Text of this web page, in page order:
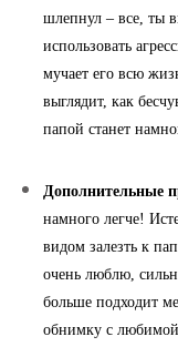
шлепнул – все, ты
использовать
мучает его всю
выглядит, как
папой станет
Дополнительные
намного легче!
видом залезть к
очень люблю,
больше подходит
обнимку с